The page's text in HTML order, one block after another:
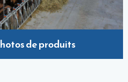
de produits